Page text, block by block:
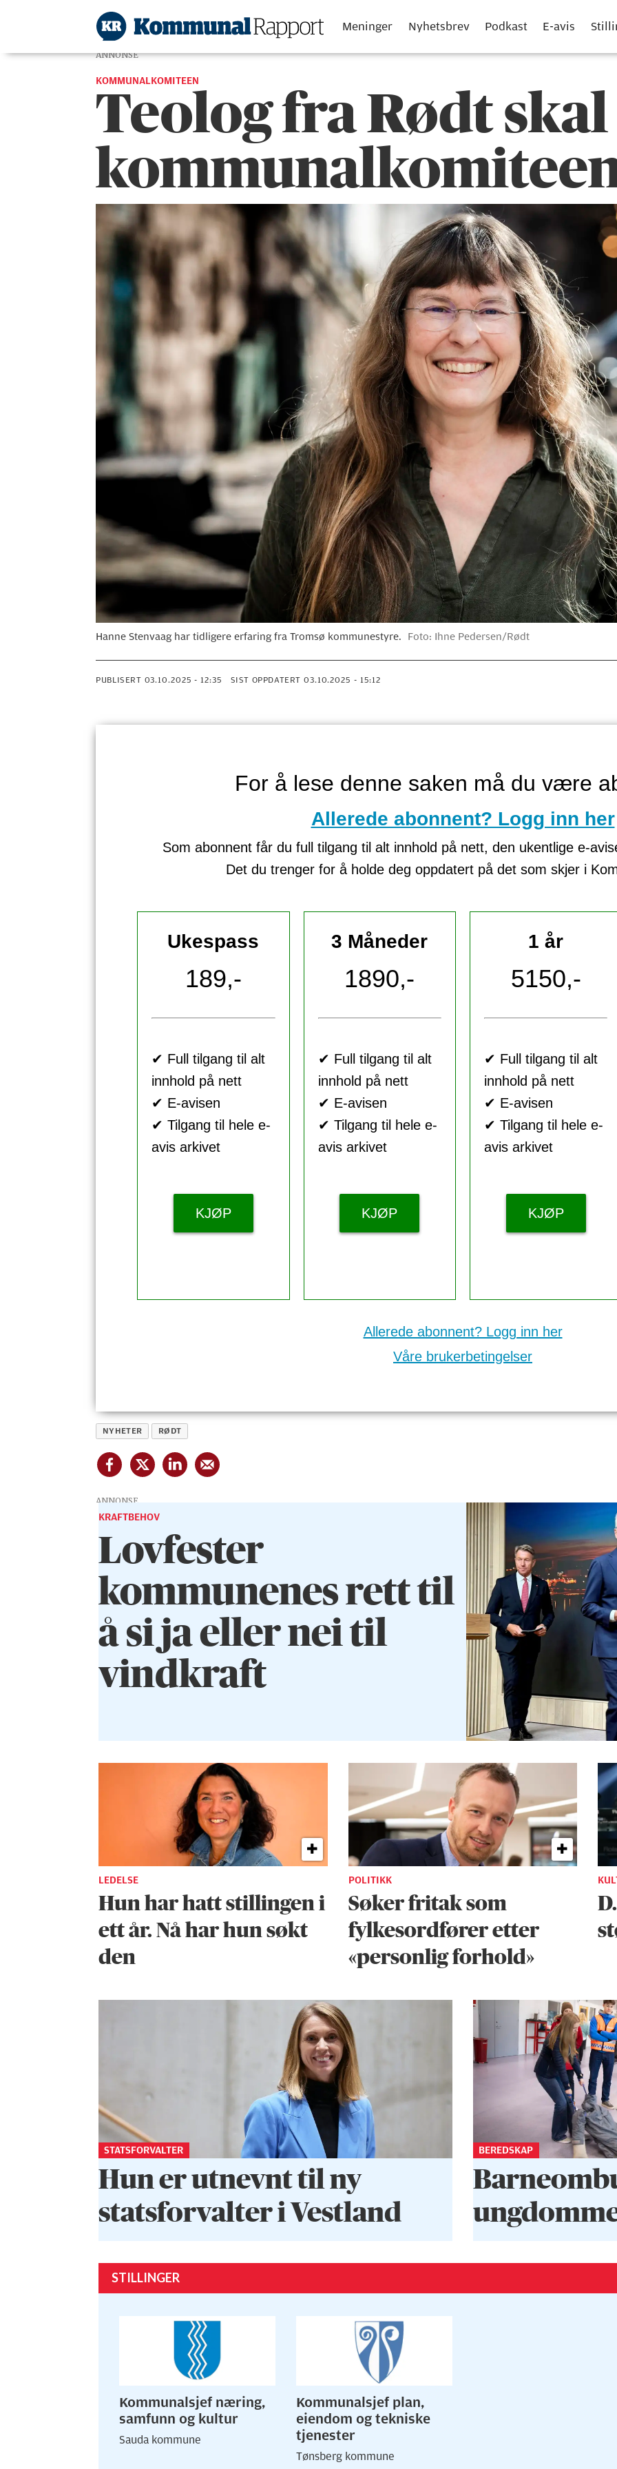
Meninger Nyhetsbrev Podkast E-avis
ANNONSE
KOMMUNALKOMITEEN
Teolog fra Rødt
Hanne Stenvaag har tidligere erfaring fra Tromsø kommunestyre. Foto: Ihne Pedersen/Rødt
PUBLISERT 03.10.2025 - 12:35 SIST OPPDATERT 03.10.2025 - 15:12
For å lese denne saken må du være
Allerede abonnent? Logg inn her
Som abonnent får du full tilgang til alt innhold på nett, den ukentlige e-
Det du trenger for å holde deg oppdatert på det som skjer i
Ukespass
189,-
✔ Full tilgang til alt
innhold på nett
✔ E-avisen
✔ Tilgang til hele e-
avis arkivet
KJØP
3 Måneder
1890,-
✔ Full tilgang til alt
innhold på nett
✔ E-avisen
✔ Tilgang til hele e-
avis arkivet
KJØP
1 år
5150,-
✔ Full tilgang til alt
innhold på nett
✔ E-avisen
✔ Tilgang til hele e-
avis arkivet
KJØP
Allerede abonnent? Logg inn her
Våre brukerbetingelser
NYHETER RØDT
ANNONSE
KRAFTBEHOV
Lovfester
kommunenes rett til
å si ja eller nei til
vindkraft
LEDELSE
Hun har hatt stillingen i
ett år. Nå har hun søkt
den
POLITIKK
Søker fritak som
fylkesordfører etter
«personlig forhold»
STATSFORVALTER
Hun er utnevnt til ny
statsforvalter i Vestland
BEREDSKAP
STILLINGER
Kommunalsjef næring,
samfunn og kultur
Sauda kommune
Kommunalsjef plan,
eiendom og tekniske
tjenester
Tønsberg kommune